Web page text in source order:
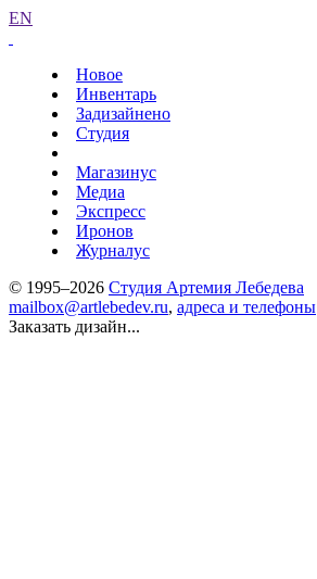
EN
Новое
Инвентарь
Задизайнено
Студия
Магазинус
Медиа
Экспресс
Иронов
Журналус
© 1995–2026 Студия Артемия Лебедева
mailbox@artlebedev.ru, адреса и телефоны
Заказать дизайн...